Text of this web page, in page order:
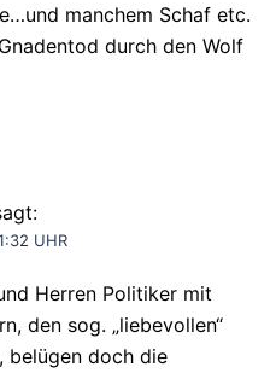
manchem Schaf etc.
durch den Wolf
UHR
Herren Politiker mit
den sog. „liebevollen“
belügen doch die